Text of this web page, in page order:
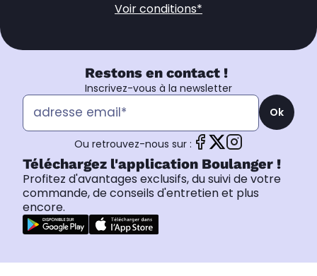
Voir conditions*
Restons en contact !
Inscrivez-vous à la newsletter
Ok
Ou retrouvez-nous sur :
Téléchargez l'application Boulanger !
Profitez d'avantages exclusifs, du suivi de votre
commande, de conseils d'entretien et plus
encore.